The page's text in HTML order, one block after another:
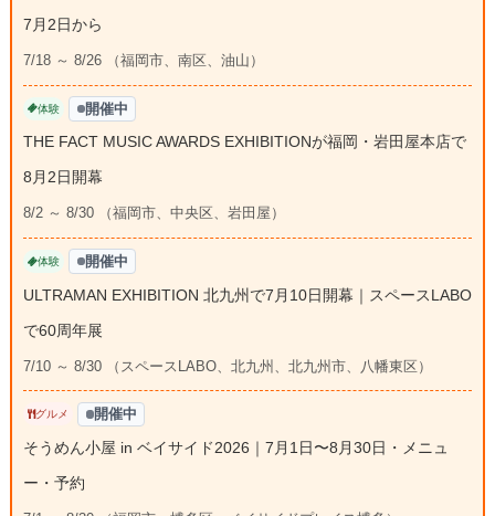
7月2日から
7/18 ～ 8/26 （福岡市、南区、油山）
体験 開催中
THE FACT MUSIC AWARDS EXHIBITIONが福岡・岩田屋本店で
8月2日開幕
8/2 ～ 8/30 （福岡市、中央区、岩田屋）
体験 開催中
ULTRAMAN EXHIBITION 北九州で7月10日開幕｜スペースLABO
で60周年展
7/10 ～ 8/30 （スペースLABO、北九州、北九州市、八幡東区）
グルメ 開催中
そうめん小屋 in ベイサイド2026｜7月1日〜8月30日・メニュ
ー・予約